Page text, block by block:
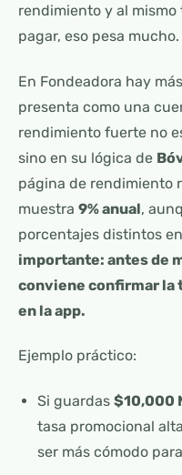
rendimiento y al
pagar, eso pesa mucho.
En Fondeadora hay
presenta como una
rendimiento fuerte no
sino en su lógica de
página de rendimiento
muestra 9% anual,
porcentajes distintos
importante: antes de
conviene confirmar la
en la app.
Ejemplo práctico:
Si guardas $10,000
tasa promocional
ser más cómodo